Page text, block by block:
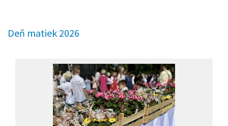
Deň matiek 2026